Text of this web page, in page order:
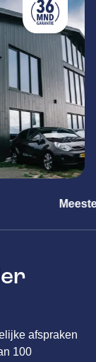
afspraken
100